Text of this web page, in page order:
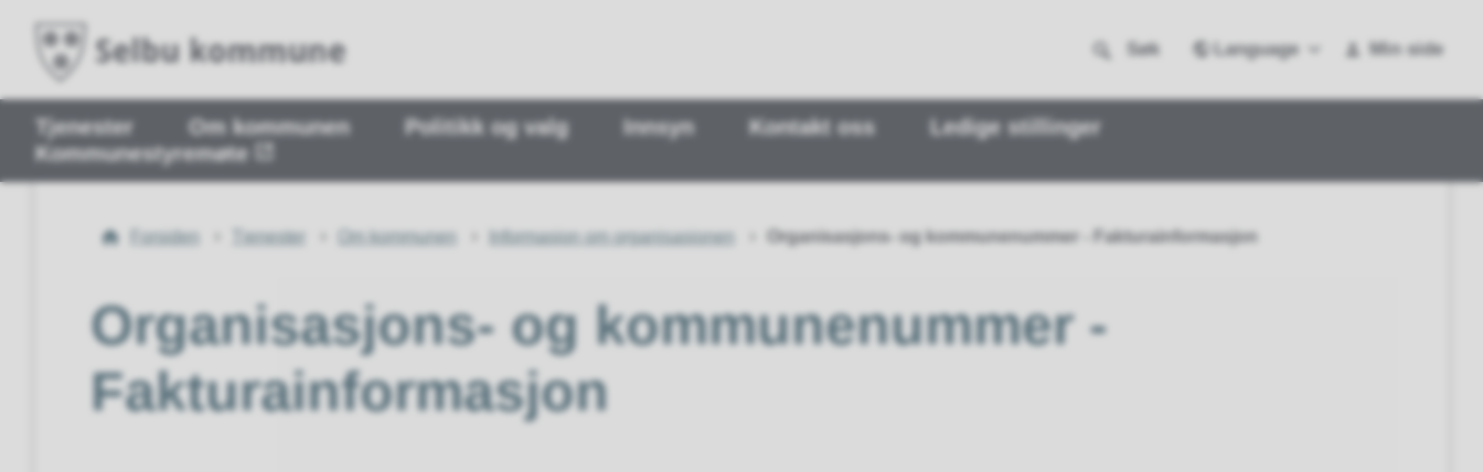
Søk Language Min side
Tjenester Om kommunen Politikk og valg Innsyn Kontakt oss
Ledige stillinger
Kommunestyremøte
Du
Forsiden Tjenester Om kommunen Informasjon om organisasjonen Organisasjons- og kommunenummer - Fakturainformasjon
Organisasjons- og kommunenummer -
Fakturainformasjon